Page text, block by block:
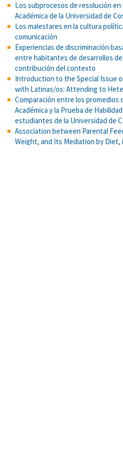
Los subprocesos de resolución
Académica de la Universidad de
Los malestares en la cultura
comunicación
Experiencias de discriminación
entre habitantes de desarrollos de
contribución del contexto
Introduction to the Special Issue
with Latinas/os: Attending to
Comparación entre los promedios
Académica y la Prueba de
estudiantes de la Universidad de
Association between Parental
Weight, and Its Mediation by Diet,